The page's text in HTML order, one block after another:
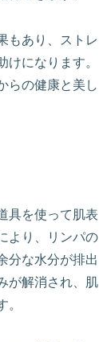
もあり、ストレ
けになります。
らの健康と美し
具を使って肌表
より、リンパの
分な水分が排出
が解消され、肌
。